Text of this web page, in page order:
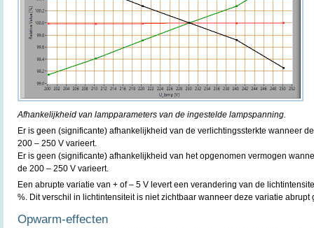
Afhankelijkheid van lampparameters van de ingestelde lampspanning.
Er is geen (significante) afhankelijkheid van de verlichtingssterkte wanneer
200 – 250 V varieert.
Er is geen (significante) afhankelijkheid van het opgenomen vermogen
de 200 – 250 V varieert.
Een abrupte variatie van + of – 5 V levert een verandering van de
%. Dit verschil in lichtintensiteit is niet zichtbaar wanneer deze variatie abrupt
Opwarm-effecten